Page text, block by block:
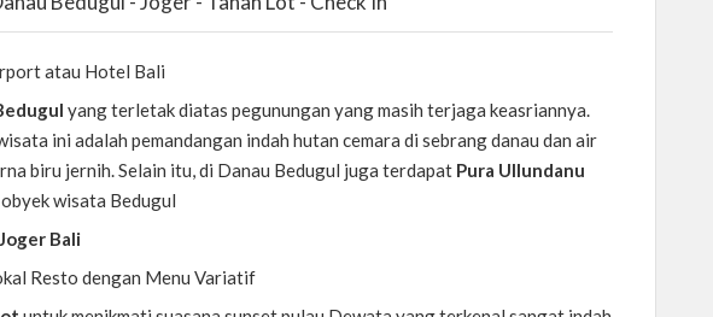
atau Hotel Bali
yang terletak diatas pegunungan yang masih terjaga keasriannya.
ini adalah pemandangan indah hutan cemara di sebrang danau dan air
biru jernih. Selain itu, di Danau Bedugul juga terdapat Pura Ullundanu
wisata Bedugul
Joger Bali
Resto dengan Menu Variatif